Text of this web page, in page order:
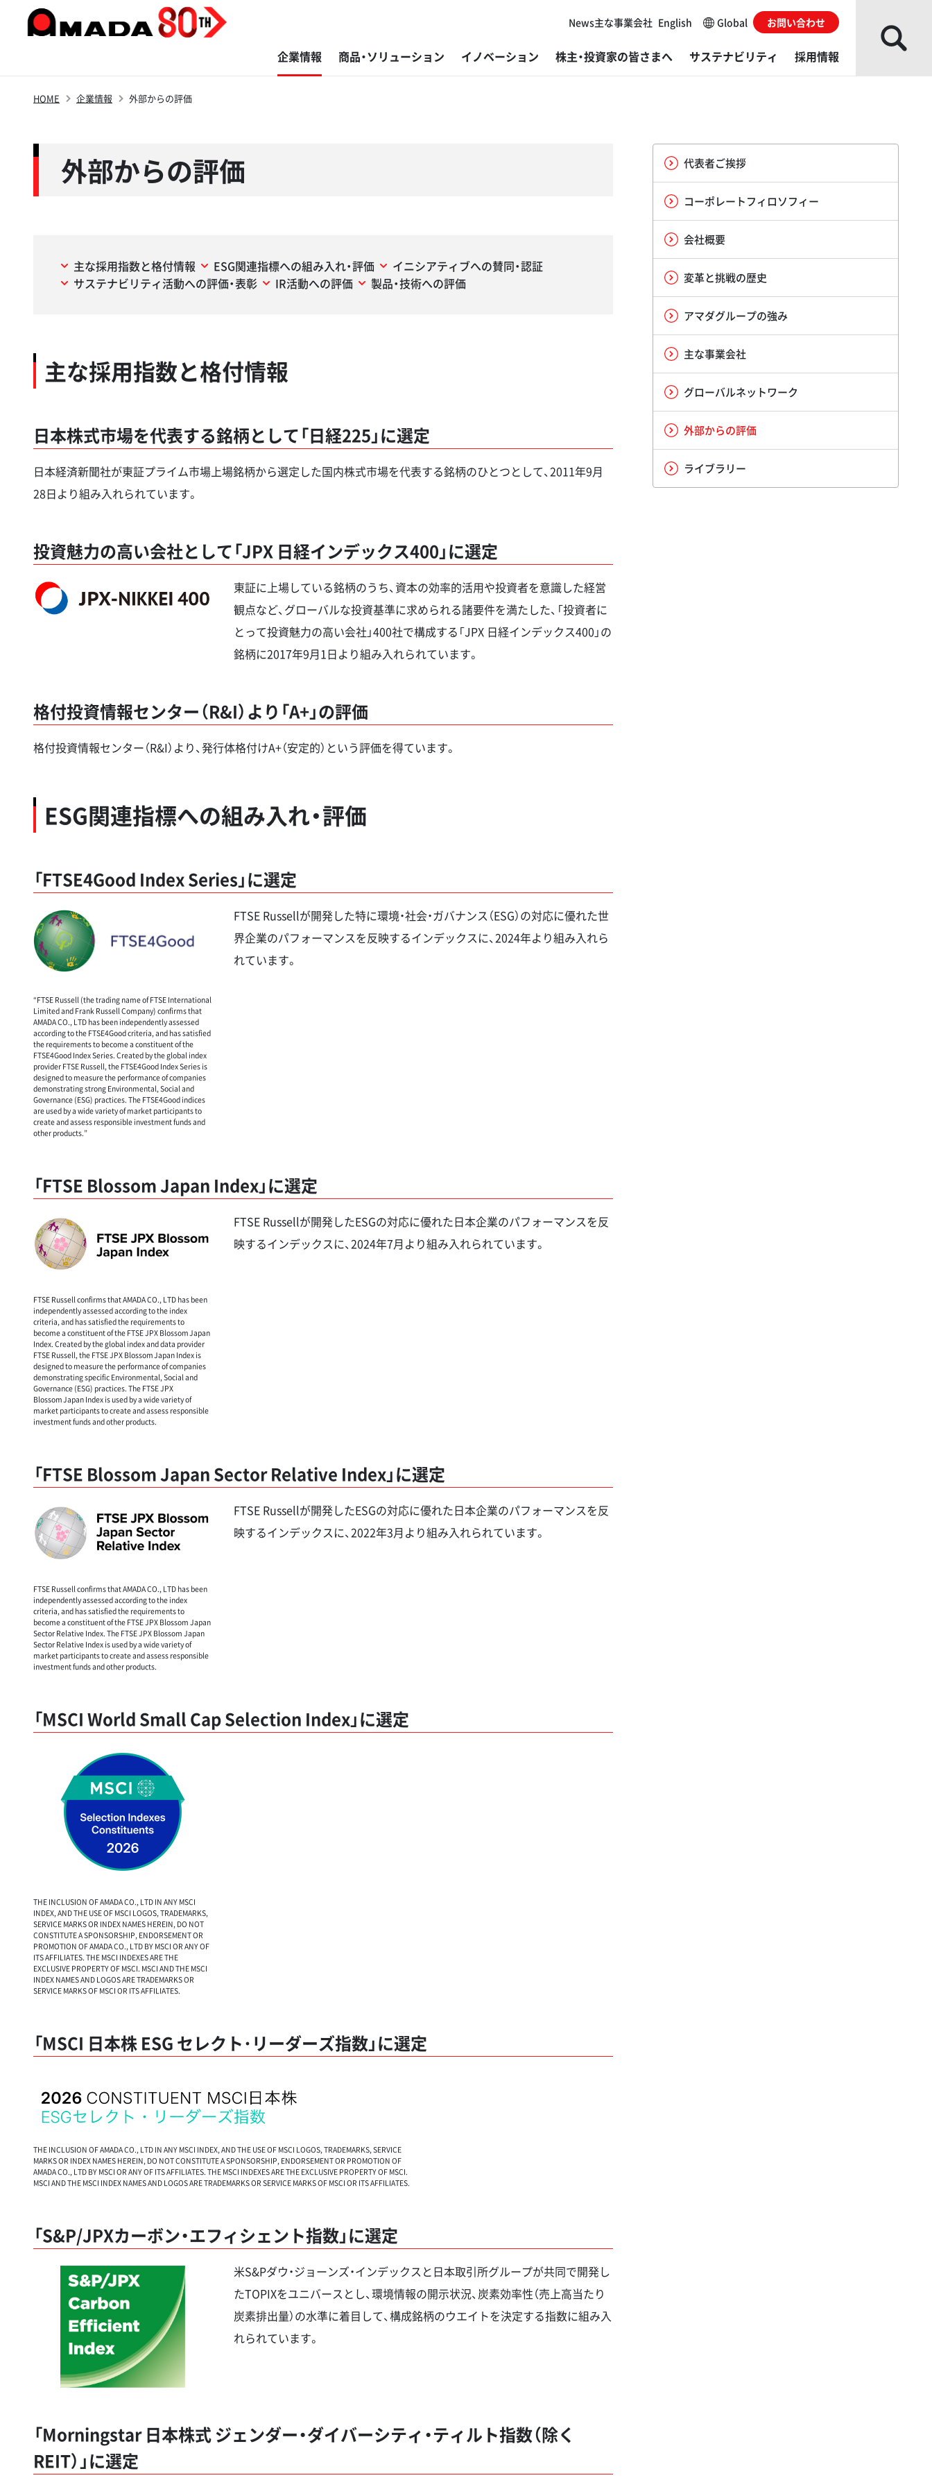
News主な事業会社 English Global お問い合わせ
企業情報
グローバルネットワーク
外部からの評価
ライブラリー
商品・ソリューション
目的から探す
材料から探す
微細レーザ加工機（レーザマーカー）
開発・製造／販売・サービス拠点
イノベーション
開発・製造／販売・サービス拠点
アマダ・グローバルイノベーションセンター（AGIC）
アマダ・テクニカルエデュケーションセンター（ATEC）
株主・投資家の皆さまへ
IRカレンダー
よくあるご質問
ディスクロージャーポリシー
ご利用にあたっての注意事項
コーポレート・ガバナンス
IRサイトの使い方
サステナビリティ
環境レポート
マルチステークホルダー方針​
採用情報
採用に関するお問い合わせ
HOME 企業情報 外部からの評価
外部からの評価
主な採用指数と格付情報 ESG関連指標への組み入れ・評価
イニシアティブへの賛同・認証
サステナビリティ活動への評価・表彰
IR活動への評価 製品・技術への評価
主な採用指数と格付情報
日本株式市場を代表する銘柄として「日経225」に選定
日本経済新聞社が東証プライム市場上場銘柄から選定した国内株式市場を代表する銘柄のひとつとして、2011年9月
28日より組み入れられています。
投資魅力の高い会社として「JPX 日経インデックス400」に選定
東証に上場している銘柄のうち、資本の効率的活用や投資者を意識した経営
観点など、グローバルな投資基準に求められる諸要件を満たした、「投資者に
とって投資魅力の高い会社」400社で構成する「JPX 日経インデックス400」の
銘柄に2017年9月1日より組み入れられています。
格付投資情報センター（R&I）より「A+」の評価
格付投資情報センター（R&I）より、発行体格付けA+（安定的）という評価を得ています。
ESG関連指標への組み入れ・評価
「FTSE4Good Index Series」に選定
“FTSE Russell (the trading name of FTSE International
Limited and Frank Russell Company) confirms that
AMADA CO., LTD has been independently assessed
according to the FTSE4Good criteria, and has satisfied
the requirements to become a constituent of the
FTSE4Good Index Series. Created by the global index
provider FTSE Russell, the FTSE4Good Index Series is
designed to measure the performance of companies
demonstrating strong Environmental, Social and
Governance (ESG) practices. The FTSE4Good indices
are used by a wide variety of market participants to
create and assess responsible investment funds and
other products.”
FTSE Russellが開発した特に環境・社会・ガバナンス（ESG）の対応に優れた世
界企業のパフォーマンスを反映するインデックスに、2024年より組み入れら
れています。
「FTSE Blossom Japan Index」に選定
FTSE Russell confirms that AMADA CO., LTD has been
independently assessed according to the index
criteria, and has satisfied the requirements to
become a constituent of the FTSE JPX Blossom Japan
Index. Created by the global index and data provider
FTSE Russell, the FTSE JPX Blossom Japan Index is
designed to measure the performance of companies
demonstrating specific Environmental, Social and
Governance (ESG) practices. The FTSE JPX
Blossom Japan Index is used by a wide variety of
market participants to create and assess responsible
investment funds and other products.
FTSE Russellが開発したESGの対応に優れた日本企業のパフォーマンスを反
映するインデックスに、2024年7月より組み入れられています。
「FTSE Blossom Japan Sector Relative Index」に選定
FTSE Russell confirms that AMADA CO., LTD has been
independently assessed according to the index
criteria, and has satisfied the requirements to
become a constituent of the FTSE JPX Blossom Japan
Sector Relative Index. The FTSE JPX Blossom Japan
Sector Relative Index is used by a wide variety of
market participants to create and assess responsible
investment funds and other products.
FTSE Russellが開発したESGの対応に優れた日本企業のパフォーマンスを反
映するインデックスに、2022年3月より組み入れられています。
「MSCI World Small Cap Selection Index」に選定
THE INCLUSION OF AMADA CO., LTD IN ANY MSCI
INDEX, AND THE USE OF MSCI LOGOS, TRADEMARKS,
SERVICE MARKS OR INDEX NAMES HEREIN, DO NOT
CONSTITUTE A SPONSORSHIP, ENDORSEMENT OR
PROMOTION OF AMADA CO., LTD BY MSCI OR ANY OF
ITS AFFILIATES. THE MSCI INDEXES ARE THE
EXCLUSIVE PROPERTY OF MSCI. MSCI AND THE MSCI
INDEX NAMES AND LOGOS ARE TRADEMARKS OR
SERVICE MARKS OF MSCI OR ITS AFFILIATES.
「MSCI 日本株 ESG セレクト･リーダーズ指数」に選定
THE INCLUSION OF AMADA CO., LTD IN ANY MSCI INDEX, AND THE USE OF MSCI LOGOS, TRADEMARKS, SERVICE
MARKS OR INDEX NAMES HEREIN, DO NOT CONSTITUTE A SPONSORSHIP, ENDORSEMENT OR PROMOTION OF
AMADA CO., LTD BY MSCI OR ANY OF ITS AFFILIATES. THE MSCI INDEXES ARE THE EXCLUSIVE PROPERTY OF MSCI.
MSCI AND THE MSCI INDEX NAMES AND LOGOS ARE TRADEMARKS OR SERVICE MARKS OF MSCI OR ITS AFFILIATES.
「S&P/JPXカーボン・エフィシェント指数」に選定
米S&Pダウ・ジョーンズ・インデックスと日本取引所グループが共同で開発し
たTOPIXをユニバースとし、環境情報の開示状況、炭素効率性（売上高当たり
炭素排出量）の水準に着目して、構成銘柄のウエイトを決定する指数に組み入
れられています。
「Morningstar 日本株式 ジェンダー・ダイバーシティ・ティルト指数（除く
REIT）」に選定
代表者ご挨拶
コーポレートフィロソフィー
会社概要
変革と挑戦の歴史
アマダグループの強み
主な事業会社
グローバルネットワーク
外部からの評価
ライブラリー